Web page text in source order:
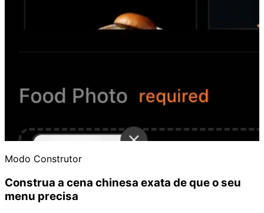
Modo Construtor
Construa a cena chinesa exata de que o seu
menu precisa